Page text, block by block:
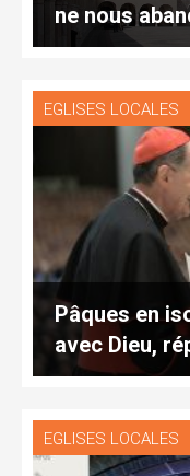
ne nous
EGLISES LOCALES
Pâques en
avec Dieu,
EGLISES LOCALES